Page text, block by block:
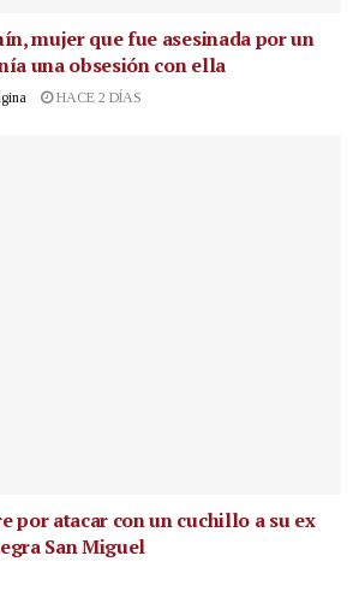
mujer que fue asesinada por un
una obsesión con ella
HACE 2 DÍAS
por atacar con un cuchillo a su ex
San Miguel